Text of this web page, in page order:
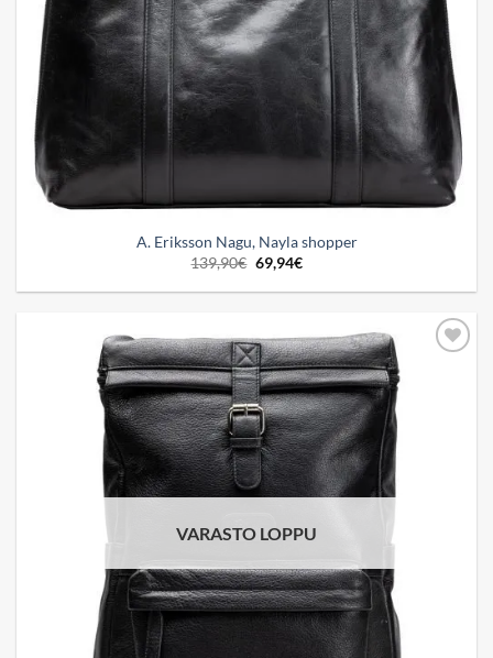
A. Eriksson Nagu, Nayla shopper
139,90€ Alkuperäinen
hinta
oli:
69,94€Nykyinen
on:
VARASTO LOPPU